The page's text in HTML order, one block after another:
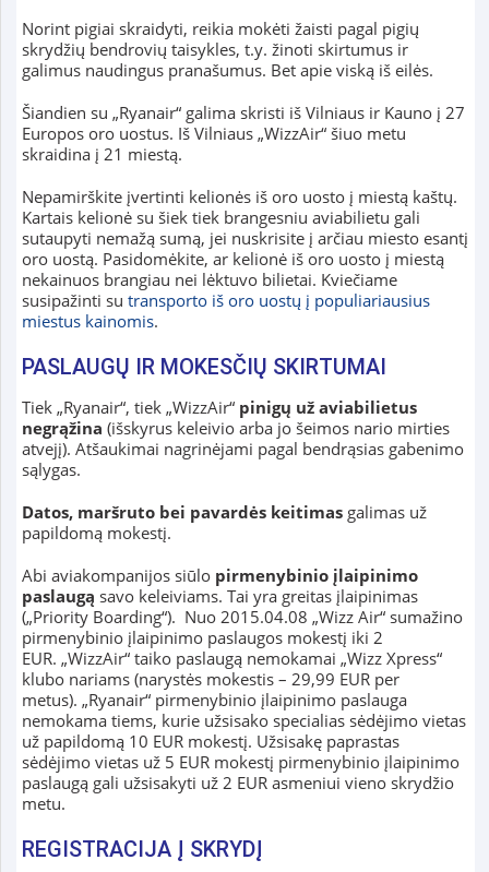
Norint pigiai skraidyti, reikia mokėti žaisti pagal pigių
skrydžių bendrovių taisykles, t.y. žinoti skirtumus ir
galimus naudingus pranašumus. Bet apie viską iš eilės.
Šiandien su „Ryanair“ galima skristi iš Vilniaus ir Kauno į 27
Europos oro uostus. Iš Vilniaus „WizzAir“ šiuo metu
skraidina į 21 miestą.
Nepamirškite įvertinti kelionės iš oro uosto į miestą kaštų.
Kartais kelionė su šiek tiek brangesniu aviabilietu gali
sutaupyti nemažą sumą, jei nuskrisite į arčiau miesto esantį
oro uostą. Pasidomėkite, ar kelionė iš oro uosto į miestą
nekainuos brangiau nei lėktuvo bilietai. Kviečiame
susipažinti su transporto iš oro uostų į populiariausius
miestus kainomis.
PASLAUGŲ IR MOKESČIŲ SKIRTUMAI
Tiek „Ryanair“, tiek „WizzAir“ pinigų už aviabilietus
negrąžina (išskyrus keleivio arba jo šeimos nario mirties
atvejį). Atšaukimai nagrinėjami pagal bendrąsias gabenimo
sąlygas.
Datos, maršruto bei pavardės keitimasgalimas už
papildomą mokestį.
Abi aviakompanijos siūlo pirmenybinio įlaipinimo
paslaugą savo keleiviams. Tai yra greitas įlaipinimas
(„Priority Boarding“). Nuo 2015.04.08 „Wizz Air“ sumažino
pirmenybinio įlaipinimo paslaugos mokestį iki 2
EUR. „WizzAir“ taiko paslaugą nemokamai „Wizz Xpress“
klubo nariams (narystės mokestis – 29,99 EUR per
metus). „Ryanair“ pirmenybinio įlaipinimo paslauga
nemokama tiems, kurie užsisako specialias sėdėjimo vietas
už papildomą 10 EUR mokestį. Užsisakę paprastas
sėdėjimo vietas už 5 EUR mokestį pirmenybinio įlaipinimo
paslaugą gali užsisakyti už 2 EUR asmeniui vieno skrydžio
metu.
REGISTRACIJA Į SKRYDĮ